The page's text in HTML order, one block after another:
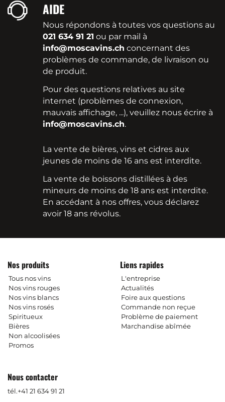
AIDE
Nous répondons à toutes vos questions au
021 634 91 21 ou par mail à
info@moscavins.ch concernant des
problèmes de commande, de livraison ou
de produit.
Pour des questions relatives au site
internet (problèmes de connexion,
mauvais affichage, ...), veuillez nous écrire à
info@moscavins.ch.
La vente de bières, vins et cidres aux
jeunes de moins de 16 ans est interdite.
La vente de boissons distillées à des
mineurs de moins de 18 ans est interdite.
En accédant à nos offres, vous déclarez
avoir 18 ans révolus.
Nos produits
Tous nos vins
Nos vins rouges
Nos vins blancs
Nos vins rosés
Spiritueux
Bières
Non alcoolisées
Promos
Liens rapides
L'entreprise
Actualités
Foire aux questions
Commande non reçue
Problème de paiement
Marchandise abîmée
Nous contacter
tél.+41 21 634 91 21